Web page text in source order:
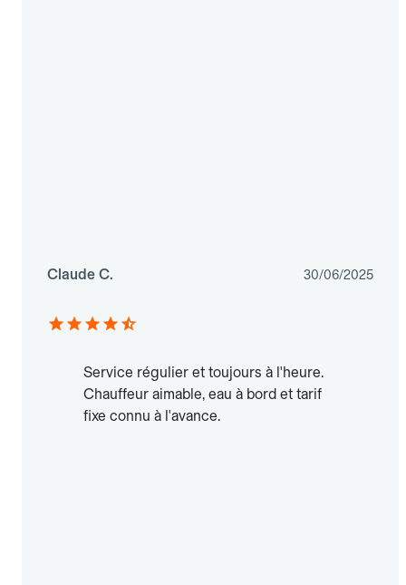
Claude C. 30/06/2025
Service régulier et toujours à l'heure.
Chauffeur aimable, eau à bord et tarif
fixe connu à l'avance.